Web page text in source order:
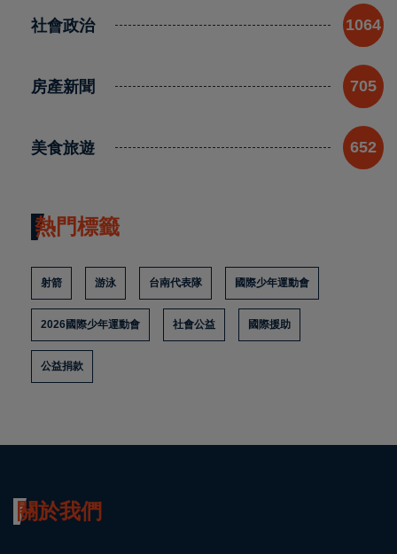
社會政治 1064
房產新聞 705
美食旅遊 652
熱門標籤
射箭 游泳 台南代表隊 國際少年運動會
2026國際少年運動會 社會公益 國際援助
公益捐款
關於我們